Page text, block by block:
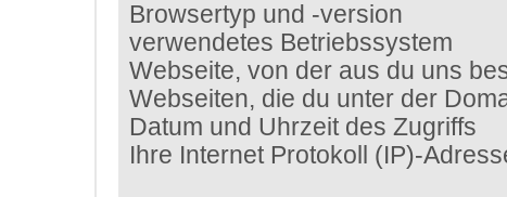
Browsertyp und -version
verwendetes Betriebssystem
Webseite, von der aus du uns
Webseiten, die du unter der
Datum und Uhrzeit des Zugriffs
Ihre Internet Protokoll (IP)-